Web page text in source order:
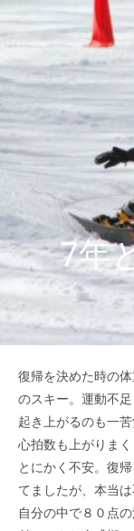
7年
復帰を決めた時の
のスキー。運動不
起き上がるのも一
心拍数も上がりまく
とにかく不安。復
てましたが、本当
自分の中で８０点